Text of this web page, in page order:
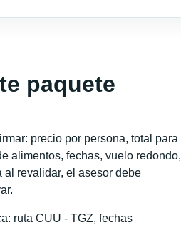
paquete
precio por persona, total para
alimentos, fechas, vuelo redondo,
revalidar, el asesor debe
ruta CUU - TGZ, fechas